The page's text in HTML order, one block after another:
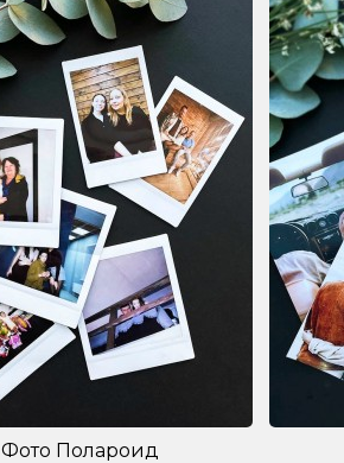
Фото Полароид